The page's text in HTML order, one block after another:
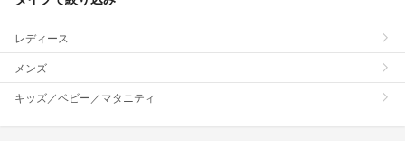
レディース
メンズ
キッズ／ベビー／マタニティ